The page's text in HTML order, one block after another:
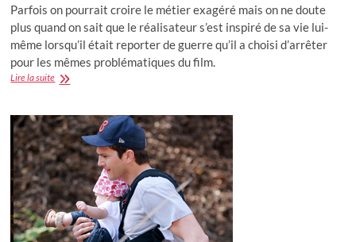
Parfois on pourrait croire le métier exagéré mais on ne doute
plus quand on sait que le réalisateur s’est inspiré de sa vie lui-
même lorsqu’il était reporter de guerre qu’il a choisi d’arrêter
pour les mêmes problématiques du film.
Lire la suiteL’Epreuve
Binoche